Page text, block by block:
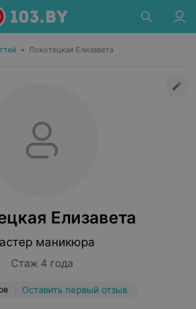
• Локотецкая Елизавета
Елизавета
маникюра
Стаж 4 года
Оставить первый отзыв